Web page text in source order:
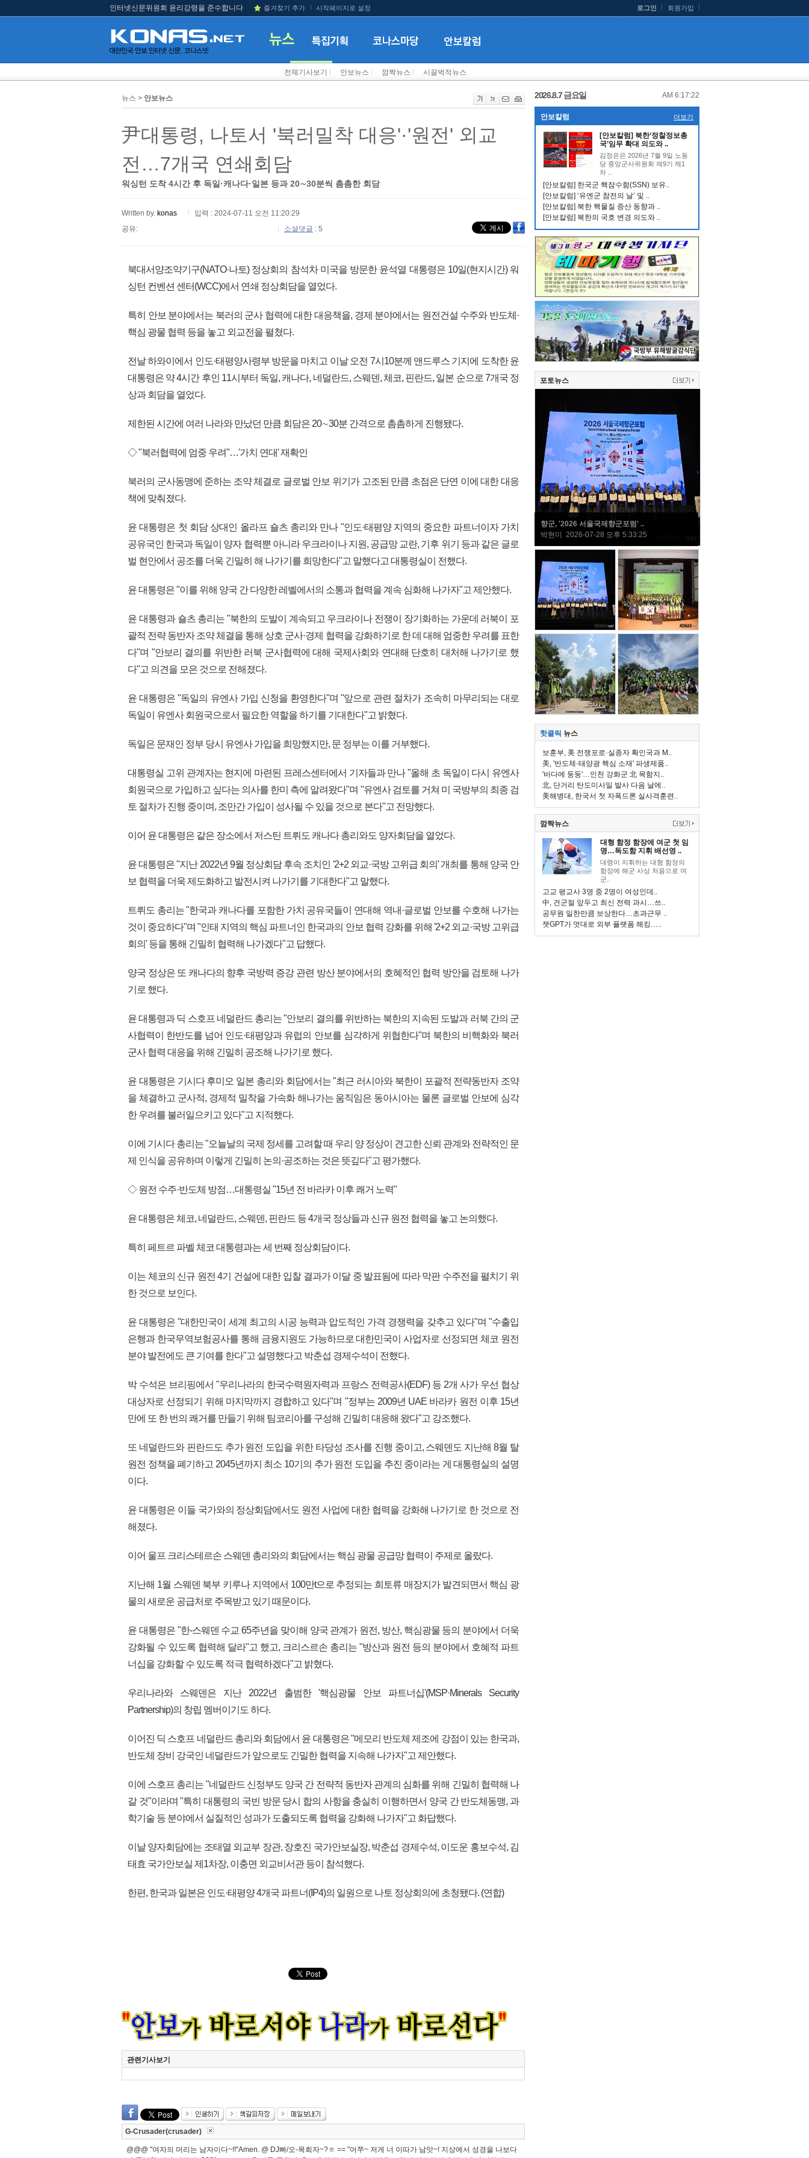
인터넷신문위원회 윤리강령을 준수합니다 즐겨찾기 추가 시작페이지로 설정 로그인 회원가입
전체기사보기 안보뉴스 깜짝뉴스 시끌벅적뉴스
뉴스 > 안보뉴스
尹대통령, 나토서 '북러밀착 대응'·'원전' 외교
전…7개국 연쇄회담
워싱턴 도착 4시간 후 독일·캐나다·일본 등과 20∼30분씩 촘촘한 회담
Written by. konas
입력 : 2024-07-11 오전 11:20:29
공유:
소셜댓글 : 5
북대서양조약기구(NATO·나토) 정상회의 참석차 미국을 방문한 윤석열 대통령은 10일(현지시간) 워
싱턴 컨벤션 센터(WCC)에서 연쇄 정상회담을 열었다.
특히 안보 분야에서는 북러의 군사 협력에 대한 대응책을, 경제 분야에서는 원전건설 수주와 반도체·
핵심 광물 협력 등을 놓고 외교전을 펼쳤다.
전날 하와이에서 인도·태평양사령부 방문을 마치고 이날 오전 7시10분께 앤드루스 기지에 도착한 윤
대통령은 약 4시간 후인 11시부터 독일, 캐나다, 네덜란드, 스웨덴, 체코, 핀란드, 일본 순으로 7개국 정
상과 회담을 열었다.
제한된 시간에 여러 나라와 만났던 만큼 회담은 20∼30분 간격으로 촘촘하게 진행됐다.
◇ "북러협력에 엄중 우려"…'가치 연대' 재확인
북러의 군사동맹에 준하는 조약 체결로 글로벌 안보 위기가 고조된 만큼 초점은 단연 이에 대한 대응
책에 맞춰졌다.
윤 대통령은 첫 회담 상대인 올라프 숄츠 총리와 만나 "인도·태평양 지역의 중요한 파트너이자 가치
공유국인 한국과 독일이 양자 협력뿐 아니라 우크라이나 지원, 공급망 교란, 기후 위기 등과 같은 글로
벌 현안에서 공조를 더욱 긴밀히 해 나가기를 희망한다"고 말했다고 대통령실이 전했다.
윤 대통령은 "이를 위해 양국 간 다양한 레벨에서의 소통과 협력을 계속 심화해 나가자"고 제안했다.
윤 대통령과 숄츠 총리는 "북한의 도발이 계속되고 우크라이나 전쟁이 장기화하는 가운데 러북이 포
괄적 전략 동반자 조약 체결을 통해 상호 군사·경제 협력을 강화하기로 한 데 대해 엄중한 우려를 표한
다"며 "안보리 결의를 위반한 러북 군사협력에 대해 국제사회와 연대해 단호히 대처해 나가기로 했
다"고 의견을 모은 것으로 전해졌다.
윤 대통령은 "독일의 유엔사 가입 신청을 환영한다"며 "앞으로 관련 절차가 조속히 마무리되는 대로
독일이 유엔사 회원국으로서 필요한 역할을 하기를 기대한다"고 밝혔다.
독일은 문재인 정부 당시 유엔사 가입을 희망했지만, 문 정부는 이를 거부했다.
대통령실 고위 관계자는 현지에 마련된 프레스센터에서 기자들과 만나 "올해 초 독일이 다시 유엔사
회원국으로 가입하고 싶다는 의사를 한미 측에 알려왔다"며 "유엔사 검토를 거쳐 미 국방부의 최종 검
토 절차가 진행 중이며, 조만간 가입이 성사될 수 있을 것으로 본다"고 전망했다.
이어 윤 대통령은 같은 장소에서 저스틴 트뤼도 캐나다 총리와도 양자회담을 열었다.
윤 대통령은 "지난 2022년 9월 정상회담 후속 조치인 '2+2 외교·국방 고위급 회의' 개최를 통해 양국 안
보 협력을 더욱 제도화하고 발전시켜 나가기를 기대한다"고 말했다.
트뤼도 총리는 "한국과 캐나다를 포함한 가치 공유국들이 연대해 역내·글로벌 안보를 수호해 나가는
것이 중요하다"며 "인태 지역의 핵심 파트너인 한국과의 안보 협력 강화를 위해 '2+2 외교·국방 고위급
회의' 등을 통해 긴밀히 협력해 나가겠다"고 답했다.
양국 정상은 또 캐나다의 향후 국방력 증강 관련 방산 분야에서의 호혜적인 협력 방안을 검토해 나가
기로 했다.
윤 대통령과 딕 스호프 네덜란드 총리는 "안보리 결의를 위반하는 북한의 지속된 도발과 러북 간의 군
사협력이 한반도를 넘어 인도·태평양과 유럽의 안보를 심각하게 위협한다"며 북한의 비핵화와 북러
군사 협력 대응을 위해 긴밀히 공조해 나가기로 했다.
윤 대통령은 기시다 후미오 일본 총리와 회담에서는 "최근 러시아와 북한이 포괄적 전략동반자 조약
을 체결하고 군사적, 경제적 밀착을 가속화 해나가는 움직임은 동아시아는 물론 글로벌 안보에 심각
한 우려를 불러일으키고 있다"고 지적했다.
이에 기시다 총리는 "오늘날의 국제 정세를 고려할 때 우리 양 정상이 견고한 신뢰 관계와 전략적인 문
제 인식을 공유하며 이렇게 긴밀히 논의·공조하는 것은 뜻깊다"고 평가했다.
◇ 원전 수주·반도체 방점…대통령실 "15년 전 바라카 이후 쾌거 노력"
윤 대통령은 체코, 네덜란드, 스웨덴, 핀란드 등 4개국 정상들과 신규 원전 협력을 놓고 논의했다.
특히 페트르 파벨 체코 대통령과는 세 번째 정상회담이다.
이는 체코의 신규 원전 4기 건설에 대한 입찰 결과가 이달 중 발표됨에 따라 막판 수주전을 펼치기 위
한 것으로 보인다.
윤 대통령은 "대한민국이 세계 최고의 시공 능력과 압도적인 가격 경쟁력을 갖추고 있다"며 "수출입
은행과 한국무역보험공사를 통해 금융지원도 가능하므로 대한민국이 사업자로 선정되면 체코 원전
분야 발전에도 큰 기여를 한다"고 설명했다고 박춘섭 경제수석이 전했다.
박 수석은 브리핑에서 "우리나라의 한국수력원자력과 프랑스 전력공사(EDF) 등 2개 사가 우선 협상
대상자로 선정되기 위해 마지막까지 경합하고 있다"며 "정부는 2009년 UAE 바라카 원전 이후 15년
만에 또 한 번의 쾌거를 만들기 위해 팀코리아를 구성해 긴밀히 대응해 왔다"고 강조했다.
또 네덜란드와 핀란드도 추가 원전 도입을 위한 타당성 조사를 진행 중이고, 스웨덴도 지난해 8월 탈
원전 정책을 폐기하고 2045년까지 최소 10기의 추가 원전 도입을 추진 중이라는 게 대통령실의 설명
이다.
윤 대통령은 이들 국가와의 정상회담에서도 원전 사업에 대한 협력을 강화해 나가기로 한 것으로 전
해졌다.
이어 울프 크리스테르손 스웨덴 총리와의 회담에서는 핵심 광물 공급망 협력이 주제로 올랐다.
지난해 1월 스웨덴 북부 키루나 지역에서 100만t으로 추정되는 희토류 매장지가 발견되면서 핵심 광
물의 새로운 공급처로 주목받고 있기 때문이다.
윤 대통령은 "한-스웨덴 수교 65주년을 맞이해 양국 관계가 원전, 방산, 핵심광물 등의 분야에서 더욱
강화될 수 있도록 협력해 달라"고 했고, 크리스르손 총리는 "방산과 원전 등의 분야에서 호혜적 파트
너십을 강화할 수 있도록 적극 협력하겠다"고 밝혔다.
우리나라와 스웨덴은 지난 2022년 출범한 '핵심광물 안보 파트너십'(MSP·Minerals Security
Partnership)의 창립 멤버이기도 하다.
이어진 딕 스호프 네덜란드 총리와 회담에서 윤 대통령은 "메모리 반도체 제조에 강점이 있는 한국과,
반도체 장비 강국인 네덜란드가 앞으로도 긴밀한 협력을 지속해 나가자"고 제안했다.
이에 스호프 총리는 "네덜란드 신정부도 양국 간 전략적 동반자 관계의 심화를 위해 긴밀히 협력해 나
갈 것"이라며 "특히 대통령의 국빈 방문 당시 합의 사항을 충실히 이행하면서 양국 간 반도체동맹, 과
학기술 등 분야에서 실질적인 성과가 도출되도록 협력을 강화해 나가자"고 화답했다.
이날 양자회담에는 조태열 외교부 장관, 장호진 국가안보실장, 박춘섭 경제수석, 이도운 홍보수석, 김
태효 국가안보실 제1차장, 이충면 외교비서관 등이 참석했다.
한편, 한국과 일본은 인도·태평양 4개국 파트너(IP4)의 일원으로 나토 정상회의에 초청됐다. (연합)
관련기사보기
G-Crusader(crusader)
@@@ "여자의 머리는 남자이다~!!"Amen. @ DJ빠/오-목회자~?ㅎ == "어쭈~ 저게 너 이따가 남앗~! 지상에서 성경을 나보다
2026.8.7 금요일 AM 6:17:23
안보칼럼 더보기
[안보칼럼] 북한‘정찰정보총
국’임무 확대 의도와 ..
김정은은 2026년 7월 9일 노동
당 중앙군사위원회 제9기 제1
차 ..
[안보칼럼] 한국군 핵잠수함(SSN) 보유..
[안보칼럼] ‘유엔군 참전의 날’ 및 ..
[안보칼럼] 북한 핵물질 증산 동향과 ..
[안보칼럼] 북한의 국호 변경 의도와 ..
포토뉴스
향군, '2026 서울국제향군포럼' ..
박현미 2026-07-28 오후 5:33:25
핫클릭 뉴스
보훈부, 美 전쟁포로·실종자 확인국과 M..
美, '반도체·태양광 핵심 소재' 파생제품..
'바다에 둥둥'…인천 강화군 北 목함지..
北, 단거리 탄도미사일 발사 다음 날에..
美해병대, 한국서 첫 자폭드론 실사격훈련..
깜짝뉴스
대형 함정 함장에 여군 첫 임
명…독도함 지휘 배선영 ..
대령이 지휘하는 대형 함정의
함장에 해군 사상 처음으로 여
군..
고교 평교사 3명 중 2명이 여성인데..
中, 건군절 앞두고 최신 전력 과시…쓰..
공무원 일한만큼 보상한다…초과근무 ..
챗GPT가 멋대로 외부 플랫폼 해킹…..